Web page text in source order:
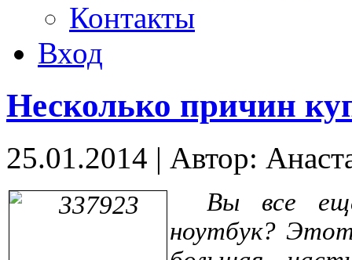
Контакты
Вход
Несколько причин
25.01.2014 | Автор:
Вы все
ноутбук?